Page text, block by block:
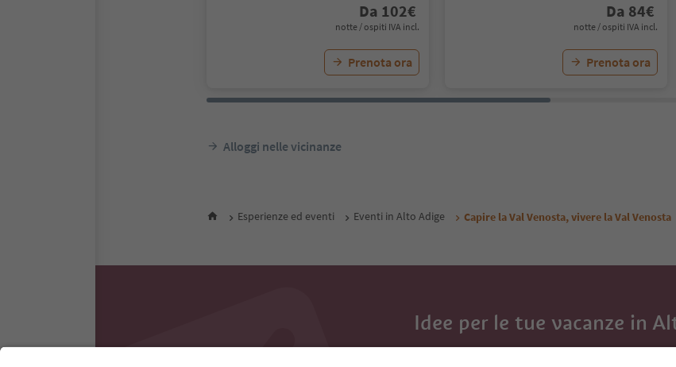
Da 102€
notte / ospiti IVA incl.
Prenota ora
Da 84€
notte / ospiti IVA incl.
Prenota ora
Alloggi nelle vicinanze
Esperienze ed eventi Eventi in Alto Adige Capire la Val Venosta, vivere la Val Venosta
Idee per le tue vacanze in